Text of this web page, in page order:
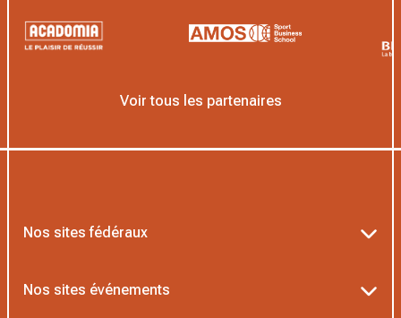
Voir tous les partenaires
Nos sites fédéraux
Nos sites événements